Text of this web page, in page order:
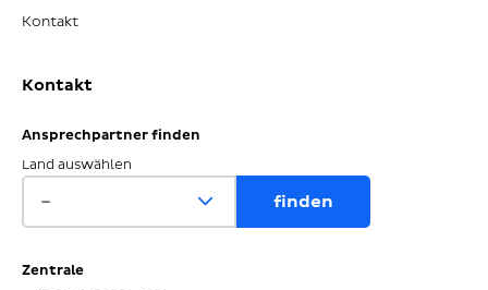
Kontakt
Kontakt
Ansprechpartner finden
Land auswählen
Zentrale